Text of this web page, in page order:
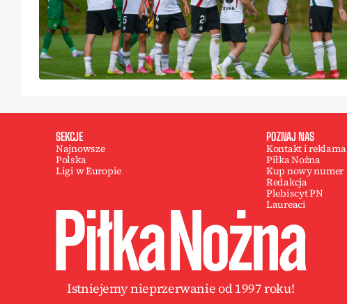
SEKCJE
Najnowsze
Polska
Ligi w Europie
POZNAJ NAS
Kontakt i reklama
Piłka Nożna
Kup nowy numer
Redakcja
Plebiscyt PN
Laureaci
Istniejemy nieprzerwanie od 1997 roku!